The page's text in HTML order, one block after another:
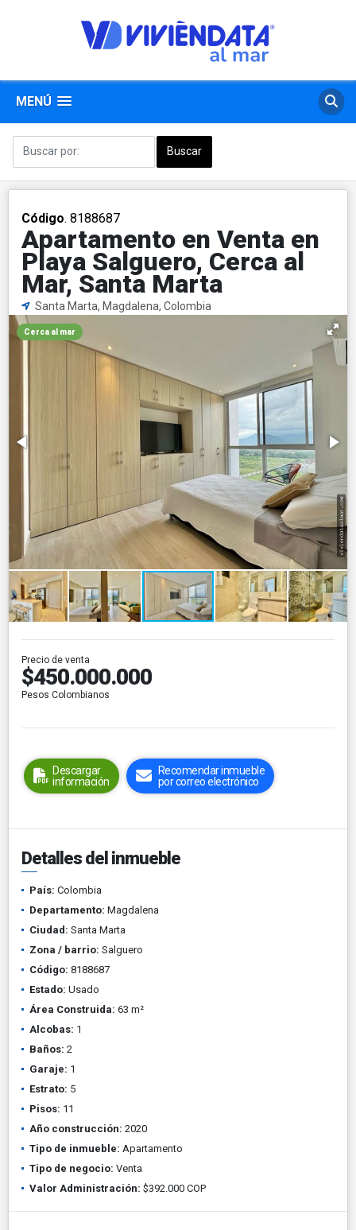
MENÚ
Código. 8188687
Apartamento en Venta en
Playa Salguero, Cerca al
Mar, Santa Marta
Santa Marta, Magdalena, Colombia
Cerca al mar
Precio de venta
$450.000.000
Pesos Colombianos
Descargar
información
Recomendar inmueble
por correo electrónico
Detalles del inmueble
País: Colombia
Departamento: Magdalena
Ciudad: Santa Marta
Zona / barrio: Salguero
Código: 8188687
Estado: Usado
Área Construida: 63 m²
Alcobas: 1
Baños: 2
Garaje: 1
Estrato: 5
Pisos: 11
Año construcción: 2020
Tipo de inmueble: Apartamento
Tipo de negocio: Venta
Valor Administración: $392.000 COP